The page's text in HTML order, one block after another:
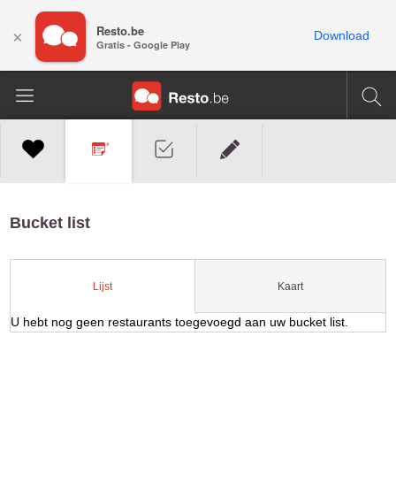
Bucket list
Lijst Kaart
U hebt nog geen restaurants toegevoegd aan uw bucket list.
× Resto.be
Gratis - Google Play
Download